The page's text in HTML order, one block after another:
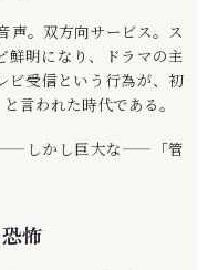
声。双方向サービス。ス
鮮明になり、ドラマの主
ビ受信という行為が、初
言われた時代である。
——しかし巨大な——「管
怖